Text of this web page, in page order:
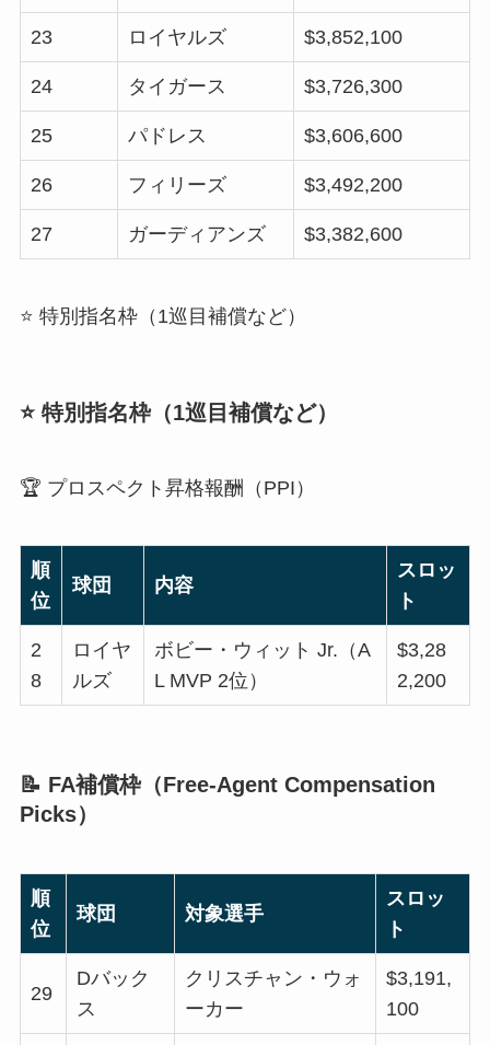
23 ロイヤルズ $3,852,100
24 タイガース $3,726,300
25 パドレス $3,606,600
26 フィリーズ $3,492,200
27 ガーディアンズ $3,382,600
⭐ 特別指名枠（1巡目補償など）
⭐ 特別指名枠（1巡目補償など）
🏆 プロスペクト昇格報酬（PPI）
順
位
球団 内容
スロッ
ト
2
8
ロイヤ
ルズ
ボビー・ウィット Jr.（A
L MVP 2位）
$3,28
2,200
📝 FA補償枠（Free-Agent Compensation
Picks）
順
位
球団 対象選手
スロッ
ト
29
Dバック
ス
クリスチャン・ウォ
ーカー
$3,191,
100